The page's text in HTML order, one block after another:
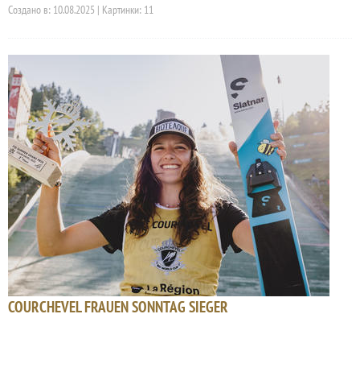
Создано в: 10.08.2025 | Картинки: 11
COURCHEVEL FRAUEN SONNTAG SIEGER